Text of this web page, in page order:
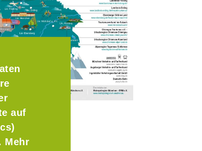
auf
Mehr